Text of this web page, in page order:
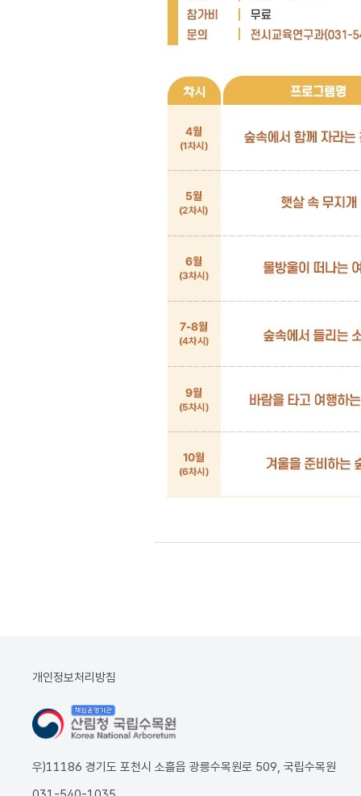
개인정보처리방침
우)11186 경기도 포천시 소흘읍 광릉수목원로 509, 국립수목원